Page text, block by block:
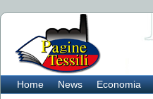
Home News Economia